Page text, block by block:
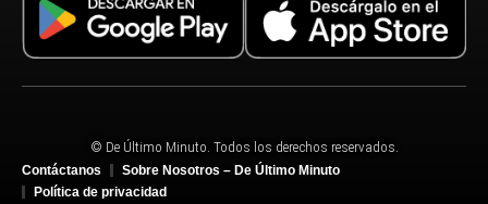
© De Último Minuto. Todos los derechos reservados.
Contáctanos
Sobre Nosotros – De Último Minuto
Política de privacidad